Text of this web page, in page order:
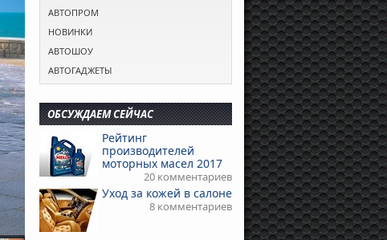
АВТОПРОМ
НОВИНКИ
АВТОШОУ
АВТОГАДЖЕТЫ
ОБСУЖДАЕМ СЕЙЧАС
Рейтинг
производителей
моторных масел 2017
20 комментариев
Уход за кожей в салоне
8 комментариев